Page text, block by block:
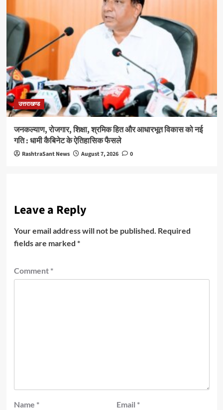
उत्तराखण्ड
जनकल्याण, रोजगार, शिक्षा, श्रमिक हित और आधारभूत विकास को नई
गति : धामी कैबिनेट के ऐतिहासिक फैसले
RashtraSant News August 7, 2026 0
Leave a Reply
Your email address will not be published. Required
fields are marked *
Comment *
Name * Email *